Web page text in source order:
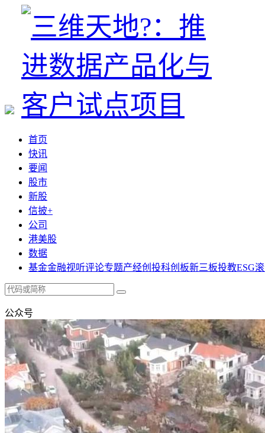
首页
快讯
要闻
股市
新股
信披+
公司
港美股
数据
基金金融视听评论专题产经创投科创板新三板投教ESG
公众号